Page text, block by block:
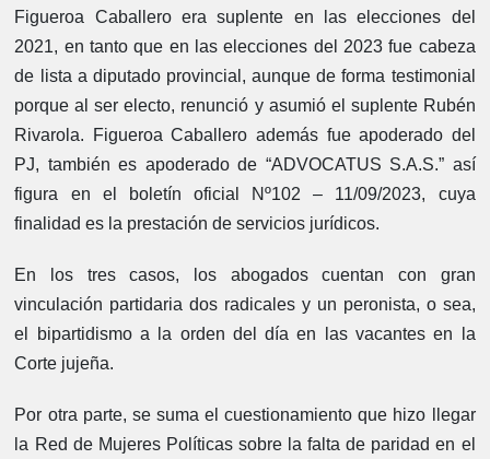
Figueroa Caballero era suplente en las elecciones del
2021, en tanto que en las elecciones del 2023 fue cabeza
de lista a diputado provincial, aunque de forma testimonial
porque al ser electo, renunció y asumió el suplente Rubén
Rivarola. Figueroa Caballero además fue apoderado del
PJ, también es apoderado de “ADVOCATUS S.A.S.” así
figura en el boletín oficial Nº102 – 11/09/2023, cuya
finalidad es la prestación de servicios jurídicos.
En los tres casos, los abogados cuentan con gran
vinculación partidaria dos radicales y un peronista, o sea,
el bipartidismo a la orden del día en las vacantes en la
Corte jujeña.
Por otra parte, se suma el cuestionamiento que hizo llegar
la Red de Mujeres Políticas sobre la falta de paridad en el